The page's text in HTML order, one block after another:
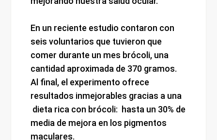
En un reciente estudio contaron con
seis voluntarios que tuvieron que
comer durante un mes brócoli, una
cantidad aproximada de 370 gramos.
Al final, el experimento ofrece
resultados inmejorables gracias a una
dieta rica con brócoli: hasta un 30% de
media de mejora en los pigmentos
maculares.